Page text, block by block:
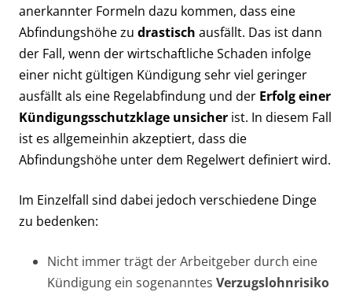
anerkannter Formeln dazu kommen, dass eine
Abfindungshöhe zu drastisch ausfällt. Das ist dann
der Fall, wenn der wirtschaftliche Schaden infolge
einer nicht gültigen Kündigung sehr viel geringer
ausfällt als eine Regelabfindung und der Erfolg einer
Kündigungsschutzklage unsicher ist. In diesem Fall
ist es allgemeinhin akzeptiert, dass die
Abfindungshöhe unter dem Regelwert definiert wird.
Im Einzelfall sind dabei jedoch verschiedene Dinge
zu bedenken:
Nicht immer trägt der Arbeitgeber durch eine
Kündigung ein sogenanntes Verzugslohnrisiko